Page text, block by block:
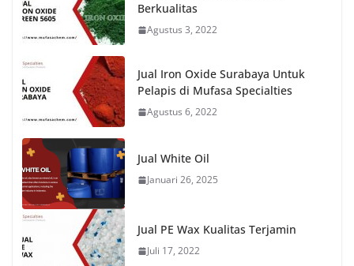
Berkualitas
Agustus 3, 2022
Jual Iron Oxide Surabaya Untuk
Pelapis di Mufasa Specialties
Agustus 6, 2022
Jual White Oil
Januari 26, 2025
Jual PE Wax Kualitas Terjamin
Juli 17, 2022